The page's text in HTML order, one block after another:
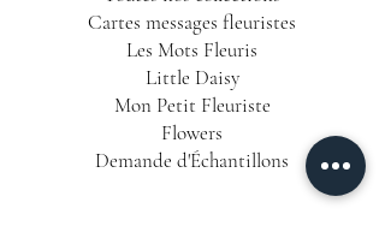
Cartes messages fleuristes
Les Mots Fleuris
Little Daisy
Mon Petit Fleuriste
Flowers
Demande d'Échantillons